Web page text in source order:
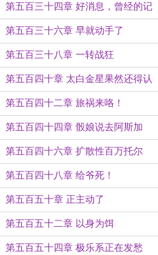
才重要
第五百三十四章 好消息，曾经的记
忆被唤醒了！坏消息，是内斗的记
忆！
第五百三十六章 早就动手了
第五百三十八章 一转战狂
第五百四十章 太白金星果然还得认
识个猴子
第五百四十二章 旅祸来咯！
第五百四十四章 骰娘说去阿斯加
德！
第五百四十六章 扩散性百万托尔
第五百四十八章 给爷死！
第五百五十章 正主动了
第五百五十二章 以身为饵
第五百五十四章 极乐系正在发愁